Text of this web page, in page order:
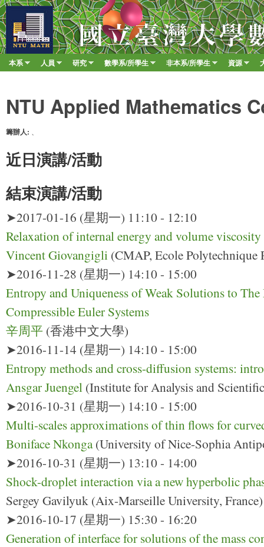
移至
臺
大
數
學Main menu
本系 人員 研究 數學系/所學生 非本系/所學生 資源
NTU Applied Mathematics
籌辦人:
近日演講/活動
結束演講/活動
➤2017-01-16 (星期一) 11:10 - 12:10
Relaxation of internal energy and volume viscosity
Vincent Giovangigli (CMAP, Ecole Polytechnique
➤2016-11-28 (星期一) 14:10 - 15:00
Entropy and Uniqueness of Weak Solutions to
Compressible Euler Systems
辛周平 (香港中文大學)
➤2016-11-14 (星期一) 14:10 - 15:00
Entropy methods and cross-diffusion systems:
Ansgar Juengel (Institute for Analysis and
➤2016-10-31 (星期一) 14:10 - 15:00
Multi-scales approximations of thin flows for
Boniface Nkonga(University of Nice-Sophia
➤2016-10-31 (星期一) 13:10 - 14:00
Shock-droplet interaction via a new hyperbolic
Sergey Gavilyuk (Aix-Marseille University, France)
➤2016-10-17 (星期一) 15:30 - 16:20
Generation of interface for solutions of the mass